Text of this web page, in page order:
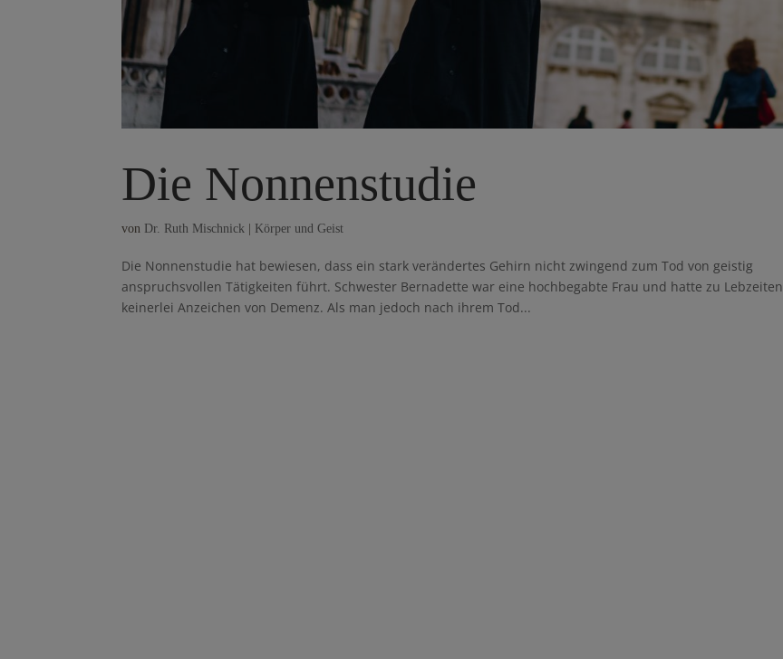
Die Nonnenstudie
von Dr. Ruth Mischnick Körper und Geist
Die Nonnenstudie hat bewiesen, dass ein stark verändertes Gehirn nicht zwingend zum Tod von geistig
anspruchsvollen Tätigkeiten führt. Schwester Bernadette war eine hochbegabte Frau und hatte zu Lebzeiten
keinerlei Anzeichen von Demenz. Als man jedoch nach ihrem Tod...